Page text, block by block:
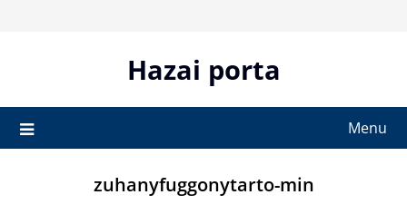
Hazai porta
Menu
zuhanyfuggonytarto-min